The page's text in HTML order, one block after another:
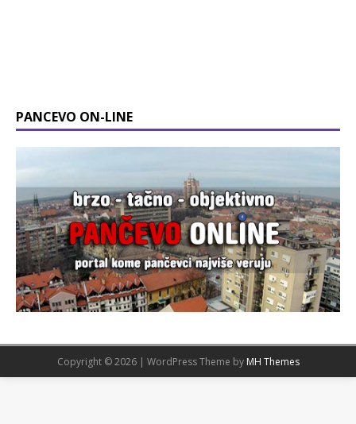
PANCEVO ON-LINE
Copyright © 2026 | WordPress Theme by MH Themes